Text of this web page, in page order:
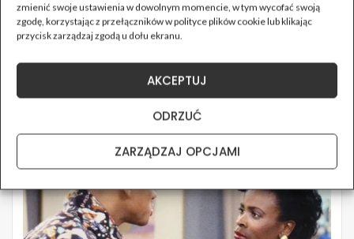
zmienić swoje ustawienia w dowolnym momencie, w tym wycofać swoją
zgodę, korzystając z przełączników w polityce plików cookie lub klikając
przycisk zarządzaj zgodą u dołu ekranu.
AKCEPTUJ
ODRZUĆ
ZARZĄDZAJ OPCJAMI